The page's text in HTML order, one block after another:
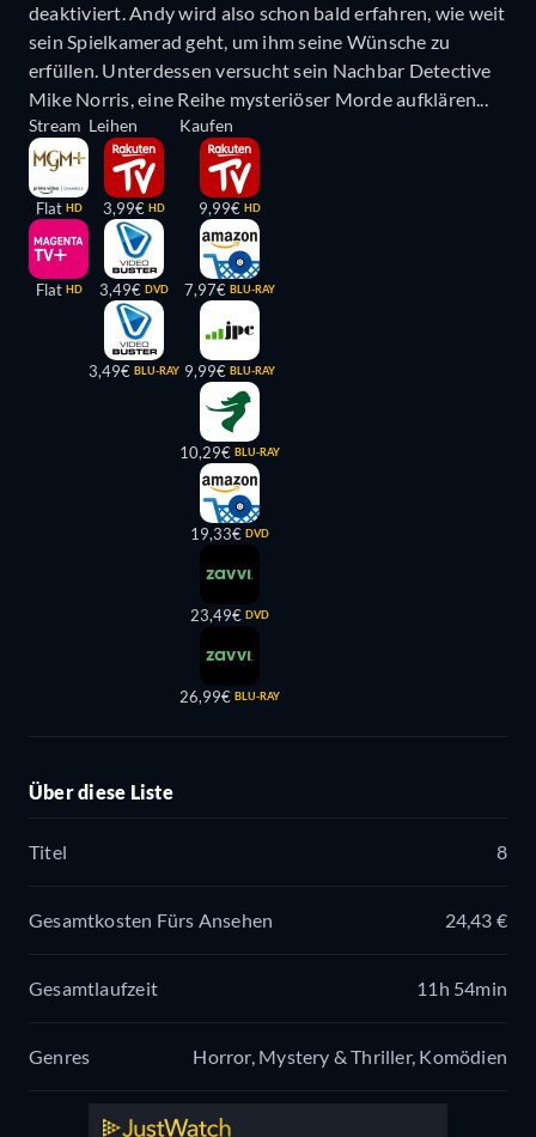
deaktiviert. Andy wird also schon bald erfahren, wie weit
sein Spielkamerad geht, um ihm seine Wünsche zu
erfüllen. Unterdessen versucht sein Nachbar Detective
Mike Norris, eine Reihe mysteriöser Morde aufklären...
Stream
Flat HD
Flat HD
Leihen
3,99€ HD
3,49€ DVD
3,49€ BLU-RAY
Kaufen
9,99€ HD
7,97€ BLU-RAY
9,99€ BLU-RAY
10,29€ BLU-RAY
19,33€ DVD
23,49€ DVD
26,99€ BLU-RAY
Über diese Liste
Titel 8
Gesamtkosten Fürs Ansehen 24,43 €
Gesamtlaufzeit 11h 54min
Genres Horror, Mystery & Thriller, Komödien